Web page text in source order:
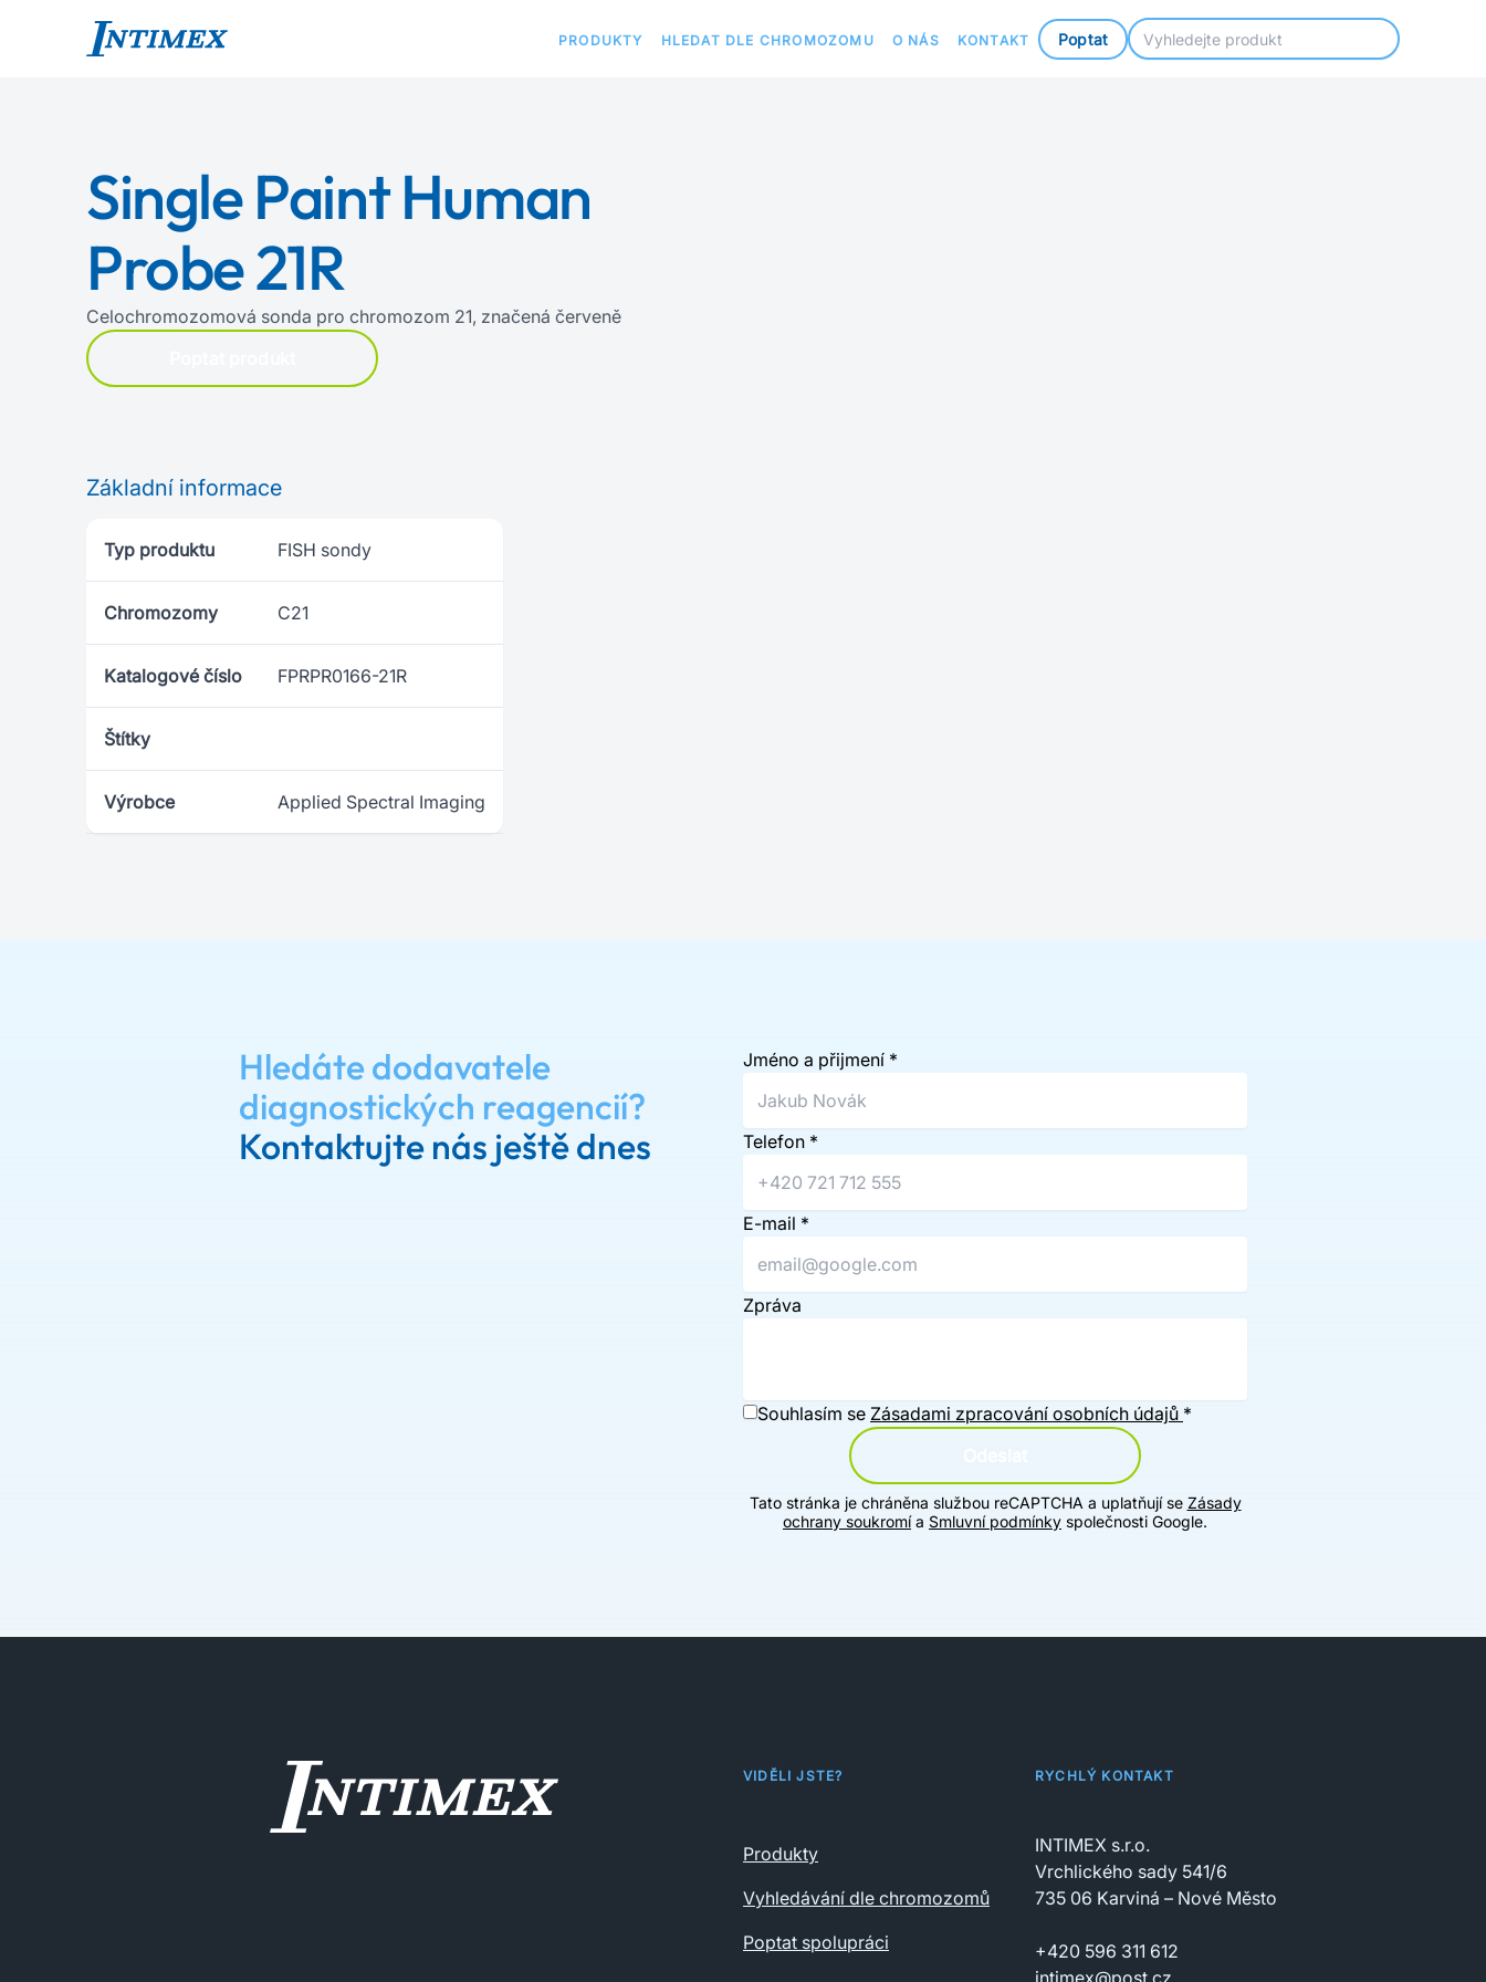
PRODUKTY HLEDAT DLE CHROMOZOMU O NÁS KONTAKT Poptat
Single Paint Human
Probe 21R
Celochromozomová sonda pro chromozom 21, značená červeně
Základní informace
Typ produktu FISH sondy
Chromozomy C21
Katalogové číslo FPRPR0166-21R
Štítky
Výrobce Applied Spectral Imaging
Hledáte dodavatele
diagnostických reagencií?
Kontaktujte nás ještě dnes
Jméno a přijmení *
Telefon *
E-mail *
Zpráva
Souhlasím se Zásadami zpracování osobních údajů *
Tato stránka je chráněna službou reCAPTCHA a uplatňují se Zásady
ochrany soukromía Smluvní podmínky společnosti Google.
VIDĚLI JSTE?
Produkty
Vyhledávání dle chromozomů
Poptat spolupráci
RYCHLÝ KONTAKT
INTIMEX s.r.o.
Vrchlického sady 541/6
735 06 Karviná – Nové Město
+420 596 311 612
intimex@post.cz